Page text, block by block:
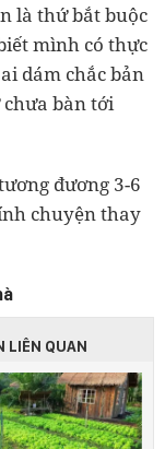
là thứ bắt buộc
mình có thực
dám chắc bản
bàn tới
đương 3-6
chuyện thay
LIÊN QUAN